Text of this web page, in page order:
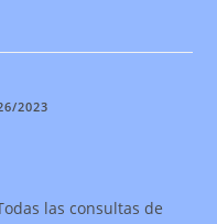
2023
las consultas de